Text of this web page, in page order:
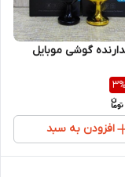
گوشی موبایل
3%
افزودن به سبد